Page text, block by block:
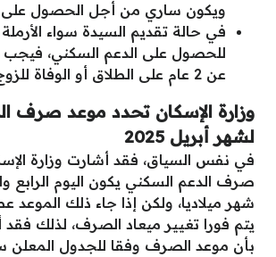
ويكون ساري من أجل الحصول على
في حالة تقديم السيدة سواء
للحصول على الدعم السكني، فيجب
عن 2 عام على الطلاق أو الوفاة للزوج.
وزارة الإسكان تحدد موعد صرف
لشهر أبريل 2025
في نفس السياق، فقد أشارت وزارة
صرف الدعم السكني يكون اليوم
شهر ميلاديا، ولكن إذا جاء ذلك الموعد
يتم فورا تغيير ميعاد الصرف، لذلك
بأن موعد الصرف وفقا للجدول المعلن